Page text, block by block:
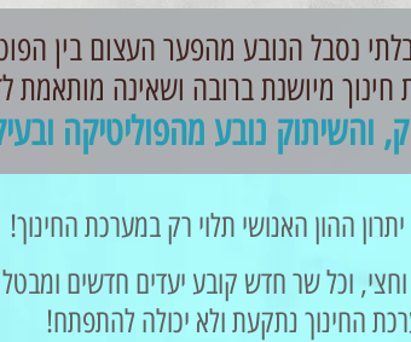
נסבל הנובע מהפער העצום בין
חינוך מיושנת ברובה ושאינה מותאמת
נובע מהפוליטיקה
ההון האנושי תלוי רק במערכת החינוך!
וכל שר חדש קובע יעדים חדשים
החינוך נתקעת ולא יכולה להתפתח!